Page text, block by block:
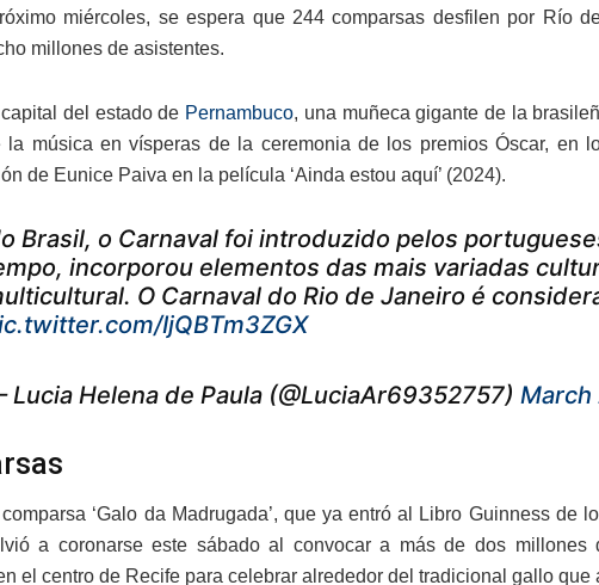
miércoles, se espera que 244 comparsas desfilen por Río
millones de asistentes.
del estado de Pernambuco, una muñeca gigante de la
la música en vísperas de la ceremonia de los premios Óscar, en
de Eunice Paiva en la película ‘Ainda estou aquí’ (2024).
Brasil, o Carnaval foi introduzido pelos
incorporou elementos das mais variadas
O Carnaval do Rio de Janeiro é
IjQBTm3ZGX
Helena de Paula (@LuciaAr69352757) March
‘Galo da Madrugada’, que ya entró al Libro Guinness de
a coronarse este sábado al convocar a más de dos
el centro de Recife para celebrar alrededor del tradicional gallo que